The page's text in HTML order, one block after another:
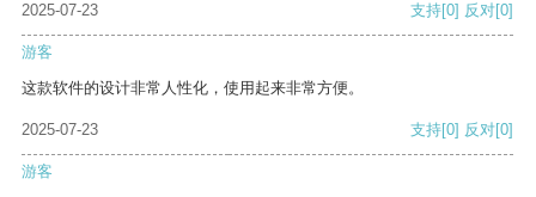
2025-07-23 支持[0] 反对[0]
游客
这款软件的设计非常人性化，使用起来非常方便。
2025-07-23 支持[0] 反对[0]
游客